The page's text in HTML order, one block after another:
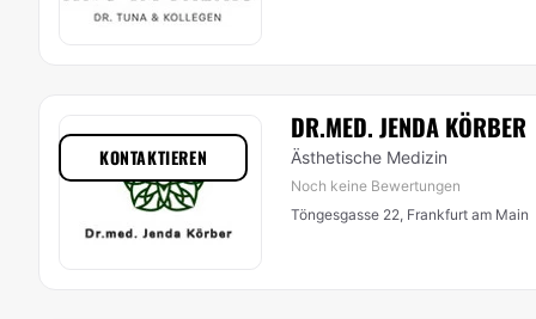
DR.MED. JENDA KÖRBER
Ästhetische Medizin
Noch keine Bewertungen
Töngesgasse 22, Frankfurt am Main
KONTAKTIEREN